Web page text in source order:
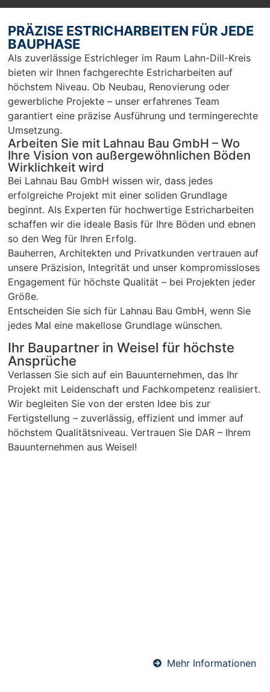
Nur zu
empfeh
len…
PRÄZISE ESTRICHARBEITEN FÜR JEDE
BAUPHASE
Als zuverlässige Estrichleger im Raum Lahn-Dill-Kreis
bieten wir Ihnen fachgerechte Estricharbeiten auf
höchstem Niveau. Ob Neubau, Renovierung oder
gewerbliche Projekte – unser erfahrenes Team
garantiert eine präzise Ausführung und termingerechte
Umsetzung.
Arbeiten Sie mit Lahnau Bau GmbH – Wo
Ihre Vision von außergewöhnlichen Böden
Wirklichkeit wird
Bei Lahnau Bau GmbH wissen wir, dass jedes
erfolgreiche Projekt mit einer soliden Grundlage
beginnt. Als Experten für hochwertige Estricharbeiten
schaffen wir die ideale Basis für Ihre Böden und ebnen
so den Weg für Ihren Erfolg.
Bauherren, Architekten und Privatkunden vertrauen auf
unsere Präzision, Integrität und unser kompromissloses
Engagement für höchste Qualität – bei Projekten jeder
Größe.
Entscheiden Sie sich für Lahnau Bau GmbH, wenn Sie
jedes Mal eine makellose Grundlage wünschen.
Ihr Baupartner in Weisel für höchste
Ansprüche
Verlassen Sie sich auf ein Bauunternehmen, das Ihr
Projekt mit Leidenschaft und Fachkompetenz realisiert.
Wir begleiten Sie von der ersten Idee bis zur
Fertigstellung – zuverlässig, effizient und immer auf
höchstem Qualitätsniveau. Vertrauen Sie DAR – Ihrem
Bauunternehmen aus Weisel!
Mehr Informationen